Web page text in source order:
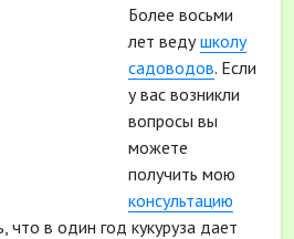
Более восьми
лет ведушколу
садоводов. Если
у вас возникли
вопросы вы
можете
получить мою
консультацию
что в один год кукуруза дает